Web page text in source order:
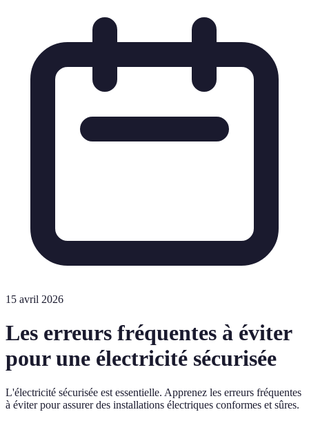
15 avril 2026
Les erreurs fréquentes à éviter
pour une électricité sécurisée
L'électricité sécurisée est essentielle. Apprenez les erreurs fréquentes
à éviter pour assurer des installations électriques conformes et sûres.